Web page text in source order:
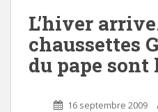
L’hiver
chaussettes
du pape sont
16 septembre 2009